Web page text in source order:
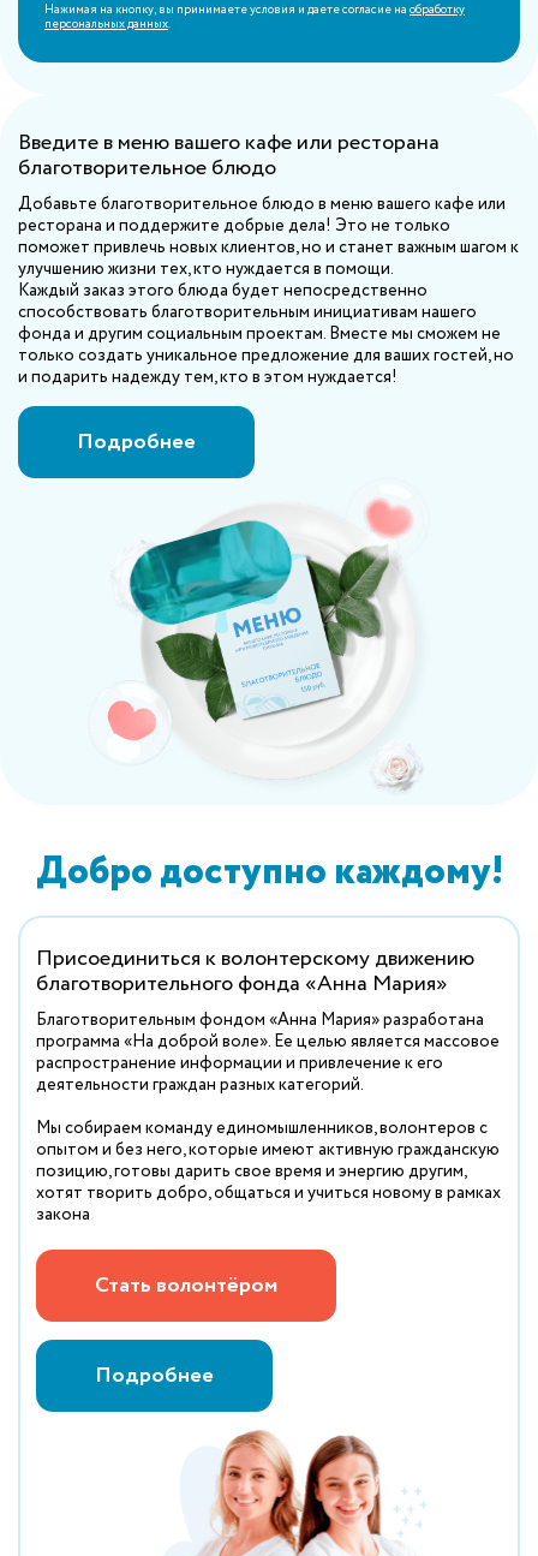
Нажимая на кнопку, вы принимаете условия и даете согласие на обработку
персональных данных.
Введите в меню вашего кафе или ресторана
благотворительное блюдо
Добавьте благотворительное блюдо в меню вашего кафе или
ресторана и поддержите добрые дела! Это не только
поможет привлечь новых клиентов, но и станет важным шагом к
улучшению жизни тех, кто нуждается в помощи.
Каждый заказ этого блюда будет непосредственно
способствовать благотворительным инициативам нашего
фонда и другим социальным проектам. Вместе мы сможем не
только создать уникальное предложение для ваших гостей, но
и подарить надежду тем, кто в этом нуждается!
Подробнее
Добро доступно каждому!
Присоединиться к волонтерскому движению
благотворительного фонда «Анна Мария»
Благотворительным фондом «Анна Мария» разработана
программа «На доброй воле». Ее целью является массовое
распространение информации и привлечение к его
деятельности граждан разных категорий.
Мы собираем команду единомышленников, волонтеров с
опытом и без него, которые имеют активную гражданскую
позицию, готовы дарить свое время и энергию другим,
хотят творить добро, общаться и учиться новому в рамках
закона
Стать волонтёром
Подробнее